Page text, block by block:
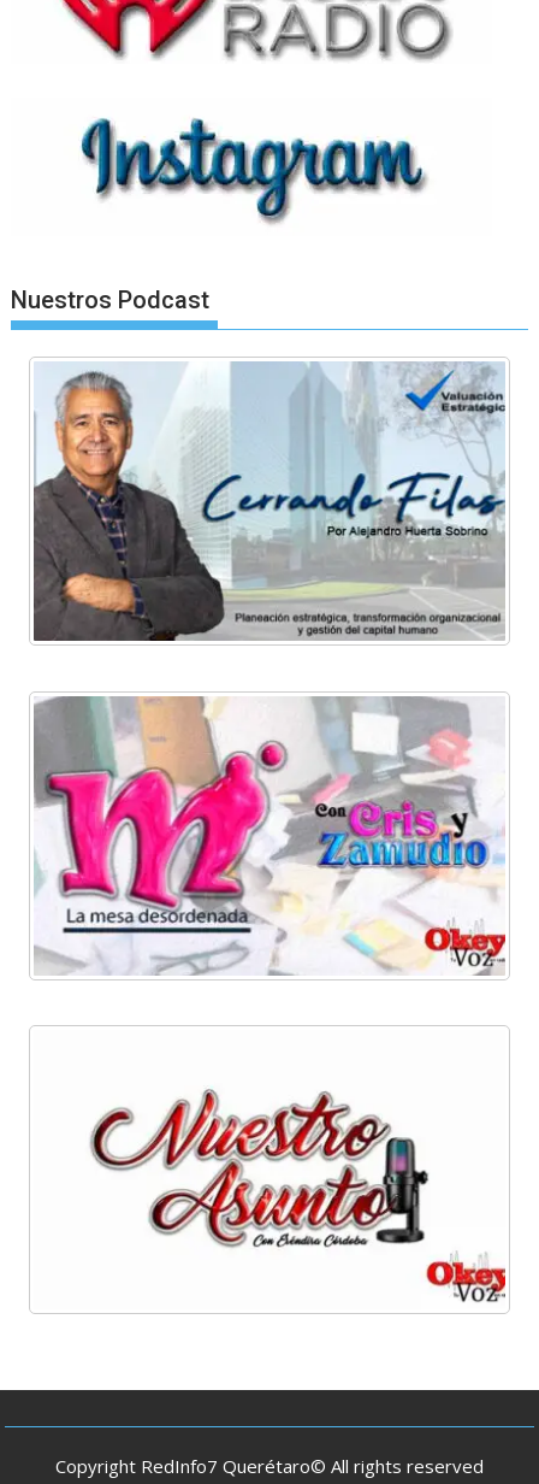
Nuestros Podcast
Copyright RedInfo7 Querétaro© All rights reserved